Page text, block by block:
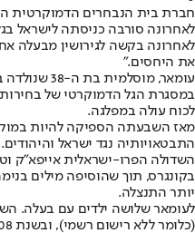
חברת בית הנבחרים הדמוקרטית
לאחרונה סורבה כניסתה לישראל
לאחרונה בקשה לגירושין מבעלה
את היחסים."
עומאר,
לכוח עולה במפלגה.
מאז השבעתה הספיקה להיות
התבטאויותיה נגד ישראל
השדולה הפרו-ישראלית אייפא"ק
בקונגרס, תוך שהוסיפה מילים
יותר התנצלה.